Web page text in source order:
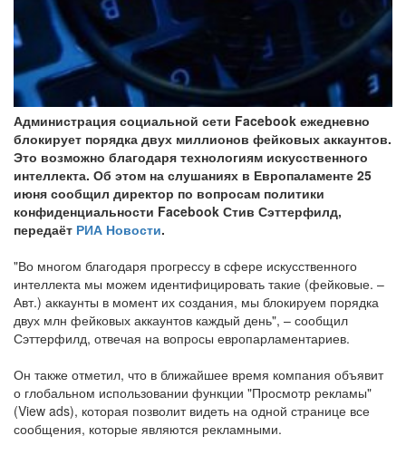
Администрация социальной сети Facebook ежедневно
блокирует порядка двух миллионов фейковых аккаунтов.
Это возможно благодаря технологиям искусственного
интеллекта. Об этом на слушаниях в Европаламенте 25
июня сообщил директор по вопросам политики
конфиденциальности Facebook Стив Сэттерфилд,
передаёт РИА Новости.
"Во многом благодаря прогрессу в сфере искусственного
интеллекта мы можем идентифицировать такие (фейковые. –
Авт.) аккаунты в момент их создания, мы блокируем порядка
двух млн фейковых аккаунтов каждый день", – сообщил
Сэттерфилд, отвечая на вопросы европарламентариев.
Он также отметил, что в ближайшее время компания объявит
о глобальном использовании функции "Просмотр рекламы"
(View ads), которая позволит видеть на одной странице все
сообщения, которые являются рекламными.